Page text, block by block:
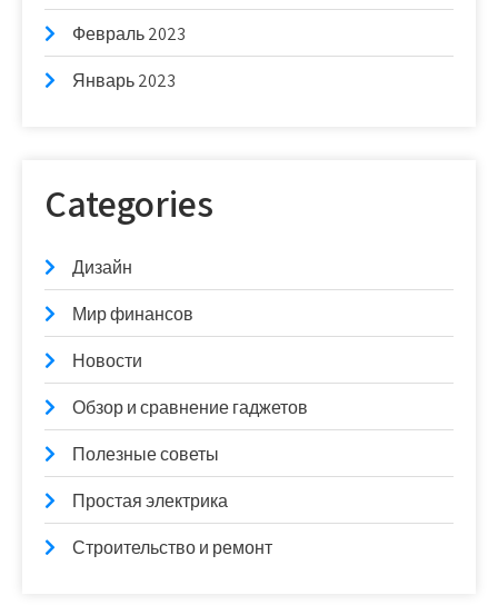
Февраль 2023
Январь 2023
Categories
Дизайн
Мир финансов
Новости
Обзор и сравнение гаджетов
Полезные советы
Простая электрика
Строительство и ремонт